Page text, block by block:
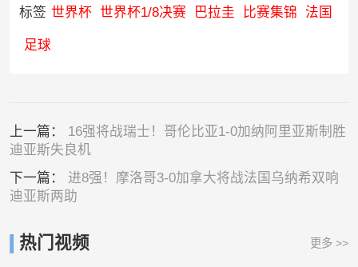
标签 世界杯 世界杯1/8决赛 巴拉圭 比赛集锦 法国
足球
上一篇： 16强将战瑞士！哥伦比亚1-0加纳阿里亚斯制胜
迪亚斯失良机
下一篇： 进8强！摩洛哥3-0加拿大将战法国乌纳希双响
迪亚斯两助
热门视频 更多 >>